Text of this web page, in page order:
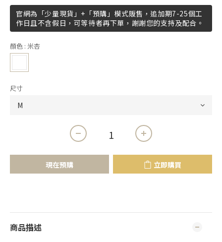
官網為「少量現貨」+「預購」模式販售，追加期7-25個工
作日且不含假日，可等待者再下單，謝謝您的支持及配合。
顏色 : 米杏
尺寸
現在預購 立即購買
商品描述